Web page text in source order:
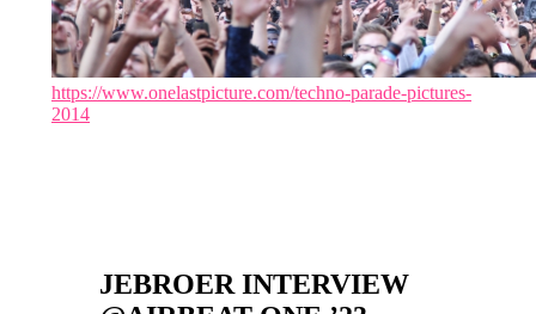
https://www.onelastpicture.com/techno-parade-pictures-
2014
JEBROER INTERVIEW